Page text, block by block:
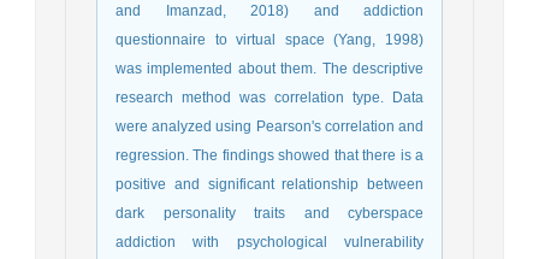
and Imanzad, 2018) and addiction
questionnaire to virtual space (Yang, 1998)
was implemented about them. The descriptive
research method was correlation type. Data
were analyzed using Pearson's correlation and
regression. The findings showed that there is a
positive and significant relationship between
dark personality traits and cyberspace
addiction with psychological vulnerability